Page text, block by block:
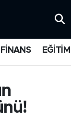
FİNANS EĞİTİM